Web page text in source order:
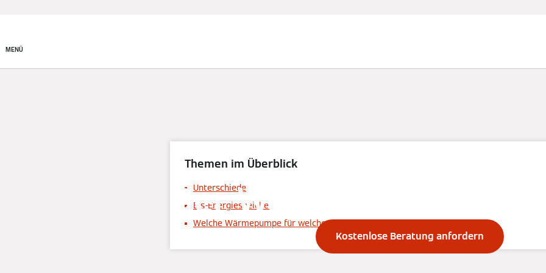
MENÜ
Der Wärmepumpen-
Kostenlose Beratung anfordern
Themen im Überblick
Unterschiede
Eis-Energiespeicher
Welche Wärmepumpe für welches Haus